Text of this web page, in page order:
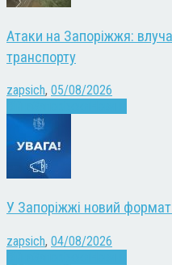
Атаки на Запоріжжя:
транспорту
zapsich, 05/08/2026
У Запоріжжі новий
zapsich, 04/08/2026